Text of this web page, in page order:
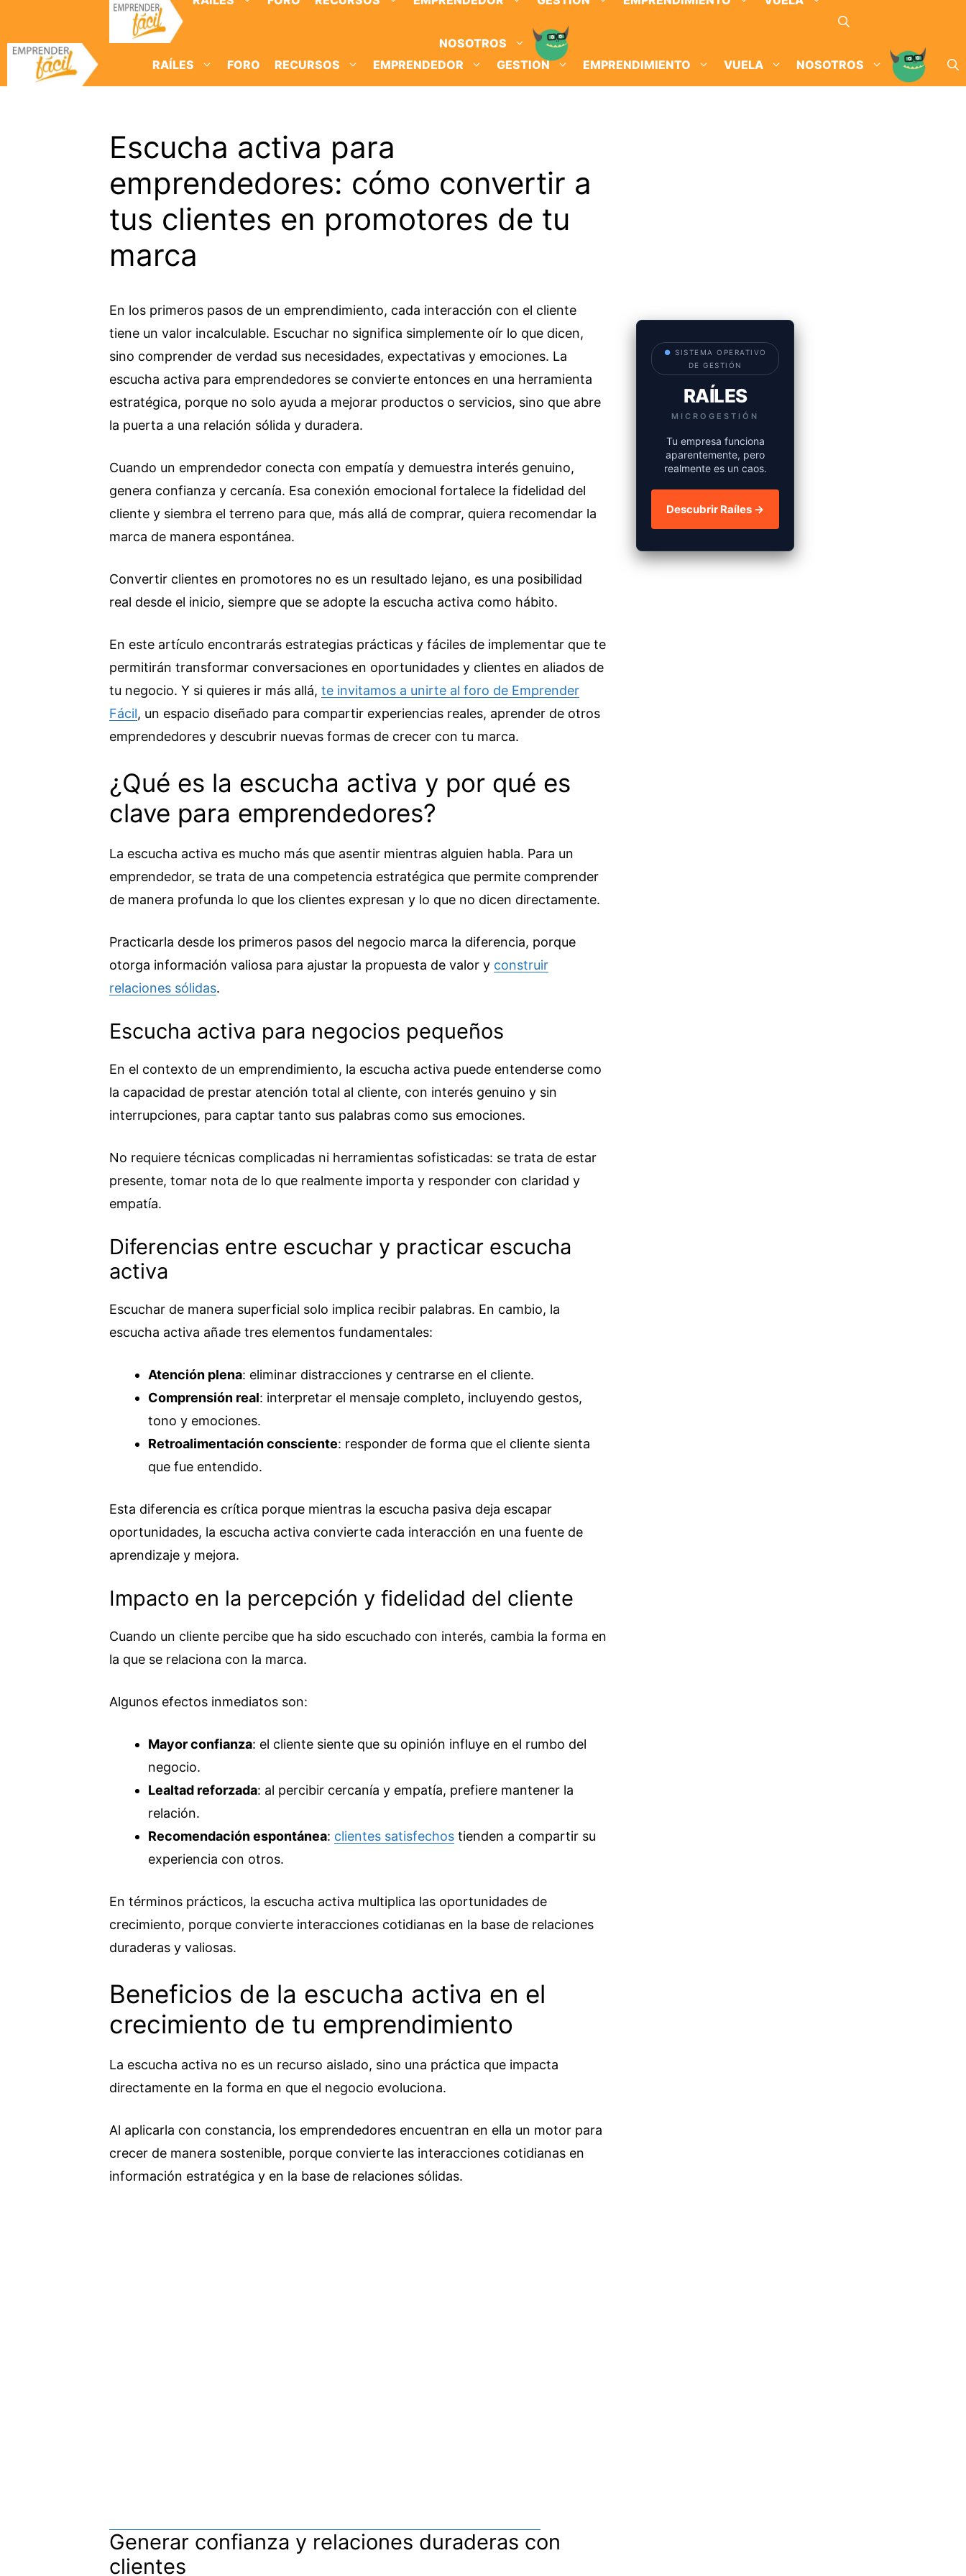
contenido
NOSOTROS
RAÍLES
FORO RECURSOS EMPRENDEDOR GESTION EMPRENDIMIENTO VUELA NOSOTROS
Escucha activa para
emprendedores: cómo convertir a
tus clientes en promotores de tu
marca
En los primeros pasos de un emprendimiento, cada interacción con el cliente
tiene un valor incalculable. Escuchar no significa simplemente oír lo que dicen,
sino comprender de verdad sus necesidades, expectativas y emociones. La
escucha activa para emprendedores se convierte entonces en una herramienta
estratégica, porque no solo ayuda a mejorar productos o servicios, sino que abre
la puerta a una relación sólida y duradera.
Cuando un emprendedor conecta con empatía y demuestra interés genuino,
genera confianza y cercanía. Esa conexión emocional fortalece la fidelidad del
cliente y siembra el terreno para que, más allá de comprar, quiera recomendar la
marca de manera espontánea.
Convertir clientes en promotores no es un resultado lejano, es una posibilidad
real desde el inicio, siempre que se adopte la escucha activa como hábito.
En este artículo encontrarás estrategias prácticas y fáciles de implementar que te
permitirán transformar conversaciones en oportunidades y clientes en aliados de
tu negocio. Y si quieres ir más allá, te invitamos a unirte al foro de Emprender
Fácil, un espacio diseñado para compartir experiencias reales, aprender de otros
emprendedores y descubrir nuevas formas de crecer con tu marca.
¿Qué es la escucha activa y por qué es
clave para emprendedores?
La escucha activa es mucho más que asentir mientras alguien habla. Para un
emprendedor, se trata de una competencia estratégica que permite comprender
de manera profunda lo que los clientes expresan y lo que no dicen directamente.
Practicarla desde los primeros pasos del negocio marca la diferencia, porque
otorga información valiosa para ajustar la propuesta de valor y construir
relaciones sólidas.
Escucha activa para negocios pequeños
En el contexto de un emprendimiento, la escucha activa puede entenderse como
la capacidad de prestar atención total al cliente, con interés genuino y sin
interrupciones, para captar tanto sus palabras como sus emociones.
No requiere técnicas complicadas ni herramientas sofisticadas: se trata de estar
presente, tomar nota de lo que realmente importa y responder con claridad y
empatía.
Diferencias entre escuchar y practicar escucha
activa
Escuchar de manera superficial solo implica recibir palabras. En cambio, la
escucha activa añade tres elementos fundamentales:
Atención plena: eliminar distracciones y centrarse en el cliente.
Comprensión real: interpretar el mensaje completo, incluyendo gestos,
tono y emociones.
Retroalimentación consciente: responder de forma que el cliente sienta
que fue entendido.
Esta diferencia es crítica porque mientras la escucha pasiva deja escapar
oportunidades, la escucha activa convierte cada interacción en una fuente de
aprendizaje y mejora.
Impacto en la percepción y fidelidad del cliente
Cuando un cliente percibe que ha sido escuchado con interés, cambia la forma en
la que se relaciona con la marca.
Algunos efectos inmediatos son:
Mayor confianza: el cliente siente que su opinión influye en el rumbo del
negocio.
Lealtad reforzada: al percibir cercanía y empatía, prefiere mantener la
relación.
Recomendación espontánea: clientes satisfechos tienden a compartir su
experiencia con otros.
En términos prácticos, la escucha activa multiplica las oportunidades de
crecimiento, porque convierte interacciones cotidianas en la base de relaciones
duraderas y valiosas.
Beneficios de la escucha activa en el
crecimiento de tu emprendimiento
La escucha activa no es un recurso aislado, sino una práctica que impacta
directamente en la forma en que el negocio evoluciona.
Al aplicarla con constancia, los emprendedores encuentran en ella un motor para
crecer de manera sostenible, porque convierte las interacciones cotidianas en
información estratégica y en la base de relaciones sólidas.
Generar confianza y relaciones duraderas con
clientes
● SISTEMA OPERATIVO
DE GESTIÓN
RAÍLES
MICROGESTIÓN
Tu empresa funciona
aparentemente, pero
realmente es un caos.
Descubrir Raíles →